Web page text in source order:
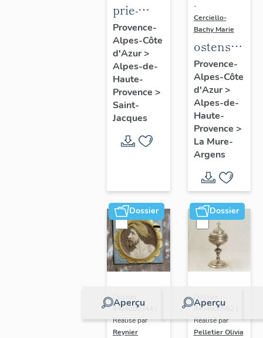
prie-
Dieu à
armoire
et
pupitre
Provence-
Alpes-Côte
d'Azur>
Alpes-de-
Haute-
Provence >
Saint-
Jacques
-
Cerciello-
Bachy Marie
ostensoir-
soleil
Provence-
Alpes-Côte
d'Azur>
Alpes-de-
Haute-
Provence >
La Mure-
Argens
Dossier
Aperçu
IM04000344 |
Réalisé par
Reynier
Dossier
Aperçu
IM04000582 |
Réalisé par
Pelletier Olivia